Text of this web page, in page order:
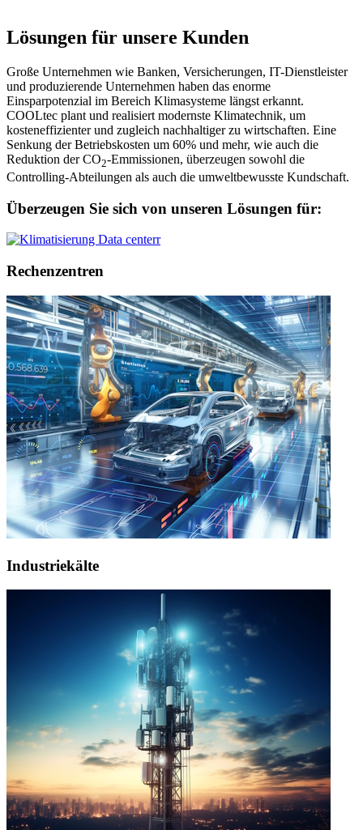
Lösungen für unsere Kunden
Große Unternehmen wie Banken, Versicherungen, IT-Dienstleister
und produzierende Unternehmen haben das enorme
Einsparpotenzial im Bereich Klimasysteme längst erkannt.
COOLtec plant und realisiert modernste Klimatechnik, um
kosteneffizienter und zugleich nachhaltiger zu wirtschaften. Eine
Senkung der Betriebskosten um 60% und mehr, wie auch die
Reduktion der CO2-Emmissionen, überzeugen sowohl die
Controlling-Abteilungen als auch die umweltbewusste Kundschaft.
Überzeugen Sie sich von unseren Lösungen für:
Rechenzentren
Industriekälte